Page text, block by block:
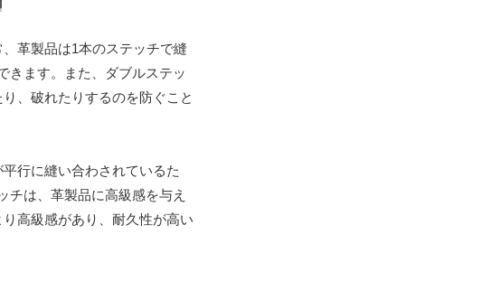
、革製品は1本のステッチで縫
きます。また、ダブルステッ
、破れたりするのを防ぐこと
行に縫い合わされているた
は、革製品に高級感を与え
高級感があり、耐久性が高い